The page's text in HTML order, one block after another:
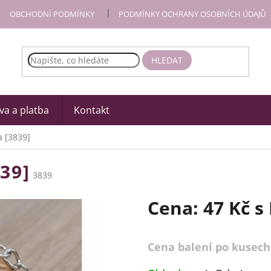
OBCHODNÍ PODMÍNKY PODMÍNKY OCHRANY OSOBNÍCH ÚDAJŮ
HLEDAT
a platba Kontakt
[3839]
3839
Cena: 47 Kč s
Cena balení po